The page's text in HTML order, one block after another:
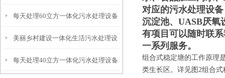
每天处理60立方一体化污水处理设备
美丽乡村建设一体化生活污水处理设
备
每天处理40立方一体化污水处理设备
对应的污水处理设
沉淀池、UASB厌氧
有项目可以随时联
一系列服务。
组合式稳定塘的工作原理
类生长区。详见图2组合